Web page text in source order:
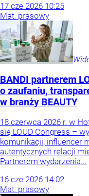
17 cze 2026 10:25
Mat. prasowy
BANDI partnerem
o zaufaniu,
w branży BEAUTY
18 czerwca 2026 r. w
się LOUD Congress –
komunikacji, influencer
autentycznych relacji
Partnerem wydarzenia...
16 cze 2026 14:02
Mat. prasowy